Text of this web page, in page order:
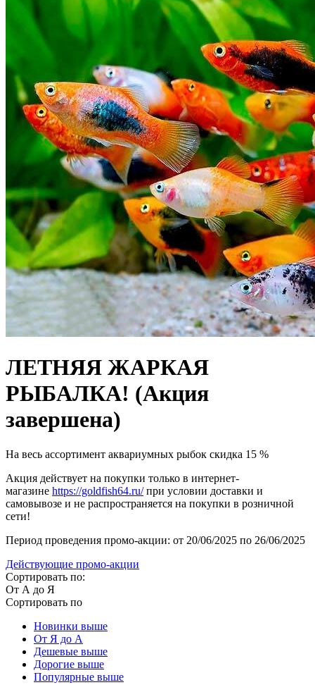
ЛЕТНЯЯ ЖАРКАЯ
РЫБАЛКА! (Акция
завершена)
На весь ассортимент аквариумных рыбок скидка 15 %
Акция действует на покупки только в интернет-
магазине https://goldfish64.ru/при условии доставки и
самовывозе и не распространяется на покупки в розничной
сети!
Период проведения промо-акции: от 20/06/2025 по 26/06/2025
Действующие промо-акции
Сортировать по:
От А до Я
Сортировать по
Новинки выше
От Я до А
Дешевые выше
Дорогие выше
Популярные выше